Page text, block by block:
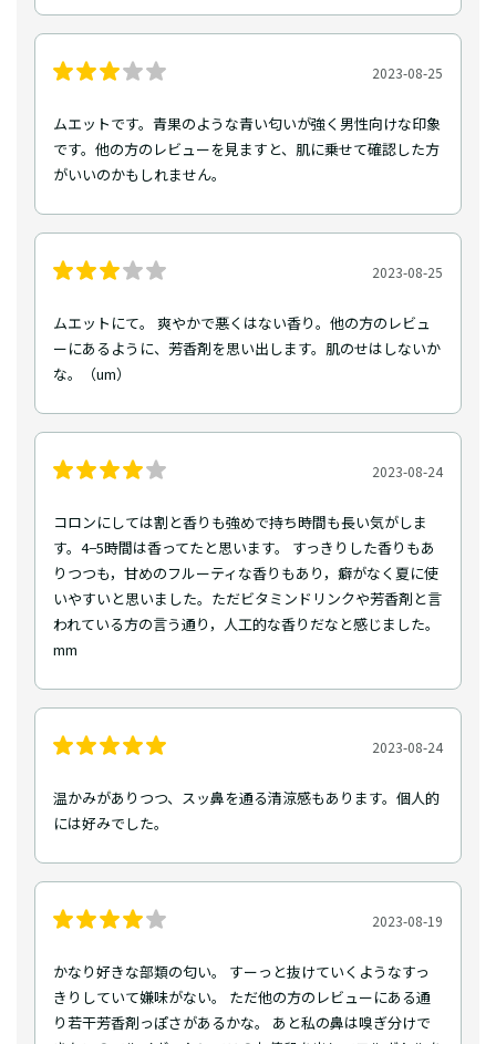
2023-08-25
ムエットです。青果のような青い匂いが強く男性向けな印象
です。他の方のレビューを見ますと、肌に乗せて確認した方
がいいのかもしれません。
2023-08-25
ムエットにて。 爽やかで悪くはない香り。他の方のレビュ
ーにあるように、芳香剤を思い出します。肌のせはしないか
な。（um）
2023-08-24
コロンにしては割と香りも強めで持ち時間も長い気がしま
す。4−5時間は香ってたと思います。 すっきりした香りもあ
りつつも，甘めのフルーティな香りもあり，癖がなく夏に使
いやすいと思いました。ただビタミンドリンクや芳香剤と言
われている方の言う通り，人工的な香りだなと感じました。
mm
2023-08-24
温かみがありつつ、スッ鼻を通る清涼感もあります。個人的
には好みでした。
2023-08-19
かなり好きな部類の匂い。 すーっと抜けていくようなすっ
きりしていて嫌味がない。 ただ他の方のレビューにある通
り若干芳香剤っぽさがあるかな。 あと私の鼻は嗅ぎ分けで